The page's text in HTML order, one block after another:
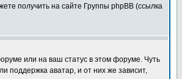
получить на сайте Группы phpBB (ссылка
или на ваш статус в этом форуме. Чуть
поддержка аватар, и от них же зависит,